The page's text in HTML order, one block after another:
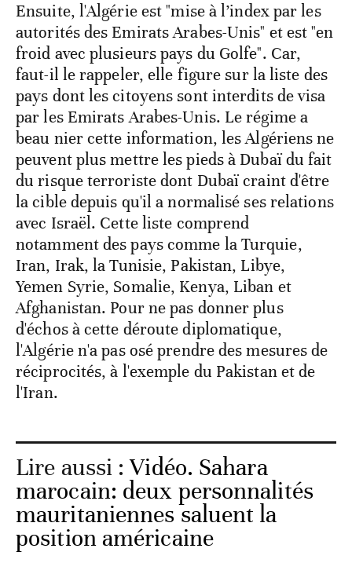
Ensuite, l'Algérie est "mise à l’index par les
autorités des Emirats Arabes-Unis" et est "en
froid avec plusieurs pays du Golfe". Car,
faut-il le rappeler, elle figure sur la liste des
pays dont les citoyens sont interdits de visa
par les Emirats Arabes-Unis. Le régime a
beau nier cette information, les Algériens ne
peuvent plus mettre les pieds à Dubaï du fait
du risque terroriste dont Dubaï craint d'être
la cible depuis qu'il a normalisé ses relations
avec Israël. Cette liste comprend
notamment des pays comme la Turquie,
Iran, Irak, la Tunisie, Pakistan, Libye,
Yemen Syrie, Somalie, Kenya, Liban et
Afghanistan. Pour ne pas donner plus
d'échos à cette déroute diplomatique,
l'Algérie n'a pas osé prendre des mesures de
réciprocités, à l'exemple du Pakistan et de
l'Iran.
Lire aussi :Vidéo. Sahara
marocain: deux personnalités
mauritaniennes saluent la
position américaine